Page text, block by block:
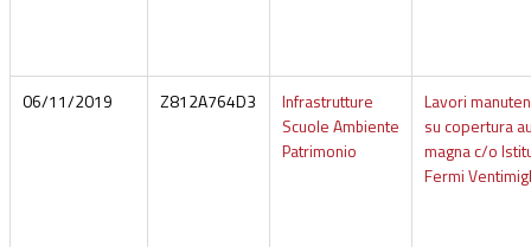
06/11/2019 Z812A764D3
Infrastrutture
Scuole Ambiente
Patrimonio
Lavori
su copertura
magna c/o
Fermi